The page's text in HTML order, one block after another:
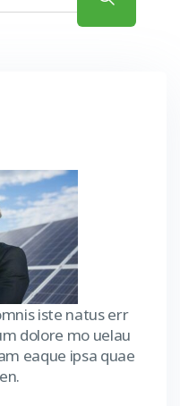
iste natus err
dolore mo uelau
eaque ipsa quae